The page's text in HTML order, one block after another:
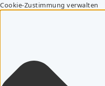
Cookie-Zustimmung verwalten